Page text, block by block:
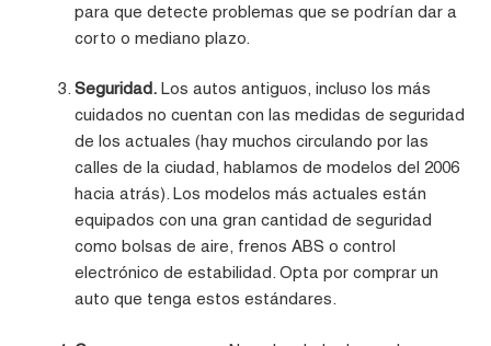
para que detecte problemas que se podrían dar a
corto o mediano plazo.
Seguridad. Los autos antiguos, incluso los más
cuidados no cuentan con las medidas de seguridad
de los actuales (hay muchos circulando por las
calles de la ciudad, hablamos de modelos del 2006
hacia atrás). Los modelos más actuales están
equipados con una gran cantidad de seguridad
como bolsas de aire, frenos ABS o control
electrónico de estabilidad. Opta por comprar un
auto que tenga estos estándares.